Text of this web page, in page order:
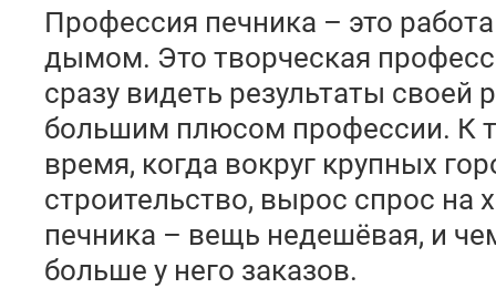
Профессия печника – это
дымом. Это творческая
сразу видеть результаты своей
большим плюсом профессии. К
время, когда вокруг крупных
строительство, вырос спрос на
печника – вещь недешёвая, и
больше у него заказов.